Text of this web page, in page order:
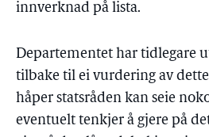
innverknad på lista.
Departementet har tidlegare
tilbake til ei vurdering av
håper statsråden kan seie
eventuelt tenkjer å gjere på